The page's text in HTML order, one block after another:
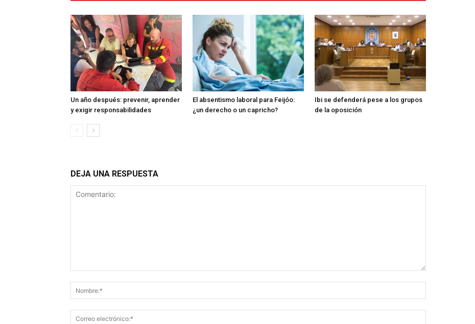
Un año después: prevenir, aprender
y exigir responsabilidades
El absentismo laboral para Feijóo:
¿un derecho o un capricho?
Ibi se defenderá pese a los grupos
de la oposición
DEJA UNA RESPUESTA